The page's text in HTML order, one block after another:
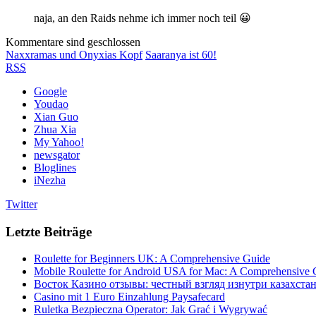
naja, an den Raids nehme ich immer noch teil 😀
Kommentare sind geschlossen
Naxxramas und Onyxias Kopf Saaranya ist 60!
RSS
Google
Youdao
Xian Guo
Zhua Xia
My Yahoo!
newsgator
Bloglines
iNezha
Twitter
Letzte Beiträge
Roulette for Beginners UK: A Comprehensive Guide
Mobile Roulette for Android USA for Mac: A Comprehensive
Восток Казино отзывы: честный взгляд изнутри
Casino mit 1 Euro Einzahlung Paysafecard
Ruletka Bezpieczna Operator: Jak Grać i Wygrywać